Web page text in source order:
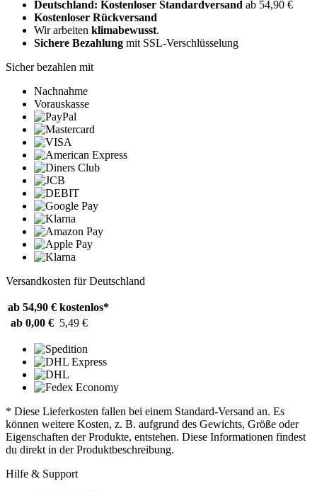
Deutschland: Kostenloser Standardversand ab 54,90 €
Kostenloser Rückversand
Wir arbeiten klimabewusst.
Sichere Bezahlung mit SSL-Verschlüsselung
Sicher bezahlen mit
Nachnahme
Vorauskasse
Versandkosten für Deutschland
ab 54,90 € kostenlos*
ab 0,00 € 5,49 €
* Diese Lieferkosten fallen bei einem Standard-Versand an. Es
können weitere Kosten, z. B. aufgrund des Gewichts, Größe oder
Eigenschaften der Produkte, entstehen. Diese Informationen findest
du direkt in der Produktbeschreibung.
Hilfe & Support